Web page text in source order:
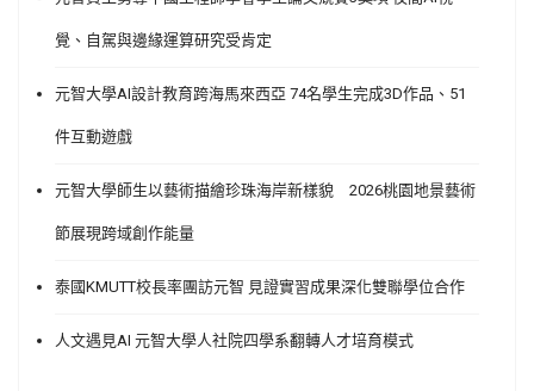
覺、自駕與邊緣運算研究受肯定
元智大學AI設計教育跨海馬來西亞 74名學生完成3D作品、51
件互動遊戲
元智大學師生以藝術描繪珍珠海岸新樣貌 2026桃園地景藝術
節展現跨域創作能量
泰國KMUTT校長率團訪元智 見證實習成果深化雙聯學位合作
人文遇見AI 元智大學人社院四學系翻轉人才培育模式